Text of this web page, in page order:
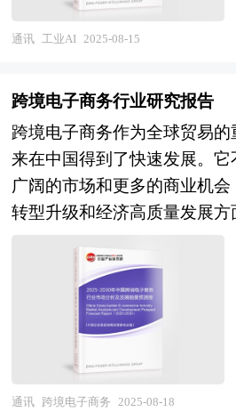
展挑战、行业的发展建议、行
参考建议和具体解决办法。报
生产企业、经销商、行业管
业的投资者具有重要的参考
示器件行业发展规律、提高
企业的发展壮大有学术和实
编制规划所需遵循的一些约束
展规划的编制必须科学严谨，
话是高质量产业发展规划的一
华凭借丰富的数据来源渠道
准把握，能够最大限度的做
身观点。区域产业发展规划
作性，这就要求规划必须要落
业规划的编制过程中很好的将
观的项目研究结合起来，让规
分领域、重点集聚区和重点项
天，发展战略成为世界最热点
种论坛，无一例外都共同讨论
题。我们看西方国家所走过的
不仅改变了传统的工业生产模
型升级提供了强大的技术支撑
呈现出巨大的发展潜力和广阔
息化水平较高，工业AI的应用
效率和产品质量，增强制造
为高端装备制造、航空航天
提供智能化解决方案。在发
进程的加速推进，对工业生产
断提高，工业AI技术的引入可
的不足，实现跨越式发展。
着诸多挑战和难度。首先，工
样性使得AI技术的适配和落地
的生产工艺、设备类型和数据
需要针对具体场景进行定制化
通讯 工业AI 2025-08-15
跨境电子商务行业研究报告
跨境电子商务作为全球贸易
来在中国得到了快速发展。
广阔的市场和更多的商业机
转型升级和经济高质量发展
放，跨境电子商务行业正经历
遇。 当前，中国跨境电子商
新和市场拓展的关键时期。一
步，跨境电子商务的运营模式
B2B、B2C模式逐步向C2C、
展。例如，B2C模式通过直接
通讯 跨境电子商务 2025-08-18